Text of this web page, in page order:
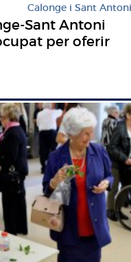
Calonge i Sant Antoni
Sant Antoni
per oferir